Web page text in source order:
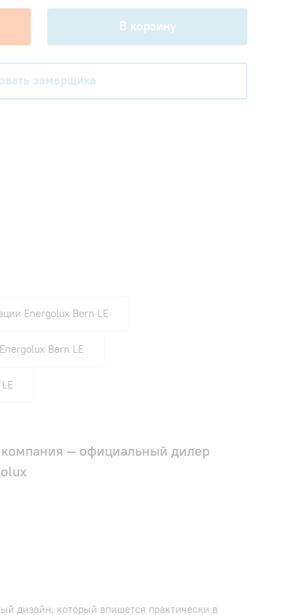
В корзину
замерщика
Energolux Bern LE
Bern LE
— официальный дилер
дизайн, который впишется практически в